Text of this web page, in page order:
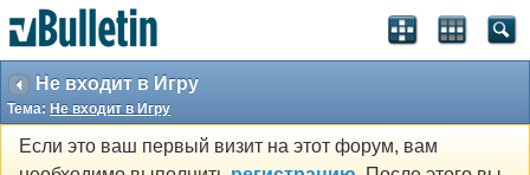
Не входит в Игру
Тема: Не входит в Игру
Если это ваш первый визит на этот форум, вам